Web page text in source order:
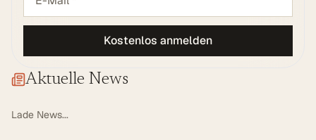
Kostenlos anmelden
Aktuelle News
Lade News...